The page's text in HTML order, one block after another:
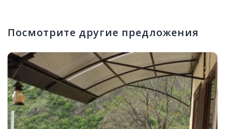
Посмотрите другие предложения